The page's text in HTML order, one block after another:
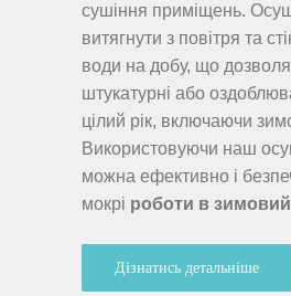
сушіння приміщень.
витягнути з повітря та
води на добу, що
штукатурні або
цілий рік, включаючи
Використовуючи наш
можна ефективно і
мокрі роботи в
Дізнатись детальніше